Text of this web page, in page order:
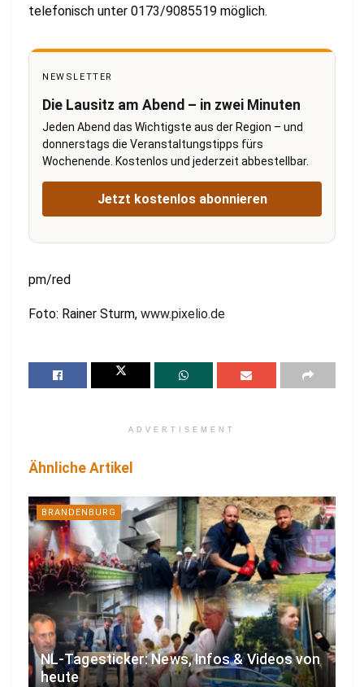
telefonisch unter 0173/9085519 möglich.
NEWSLETTER
Die Lausitz am Abend – in zwei Minuten
Jeden Abend das Wichtigste aus der Region – und
donnerstags die Veranstaltungstipps fürs
Wochenende. Kostenlos und jederzeit abbestellbar.
Jetzt kostenlos abonnieren
pm/red
Foto: Rainer Sturm, www.pixelio.de
ADVERTISEMENT
Ähnliche Artikel
BRANDENBURG
NL-Tagesticker: News, Infos & Videos von
heute